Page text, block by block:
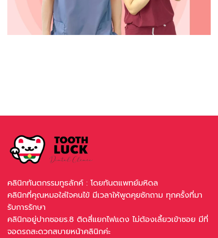
คลินิกทันตกรรมทูธลักค์ : โดยทันตแพทย์มหิดล
คลินิกที่คุณหมอใส่ใจคนไข้ มีเวลาให้พูดคุยซักถาม ทุกครั้งที่มา
รับการรักษา
คลินิกอยู่ปากซอยร.8 ติดสี่แยกไฟแดง ไม่ต้องเลี้ยวเข้าซอย มีที่
จอดรถสะดวกสบายหน้าคลินิกค่ะ